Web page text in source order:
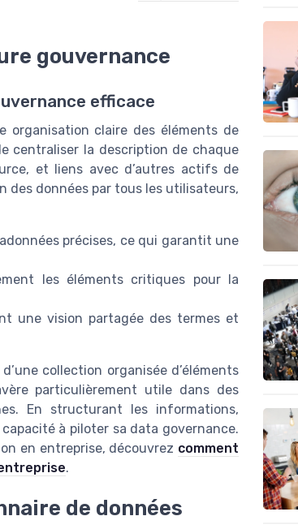
gouvernance
efficace
organisation claire des éléments de
centraliser la description de chaque
et liens avec d’autres actifs de
données par tous les utilisateurs,
précises, ce qui garantit une
les éléments critiques pour la
une vision partagée des termes et
collection organisée d’éléments
particulièrement utile dans des
En structurant les informations,
à piloter sa data governance.
en entreprise, découvrez comment
.
de données